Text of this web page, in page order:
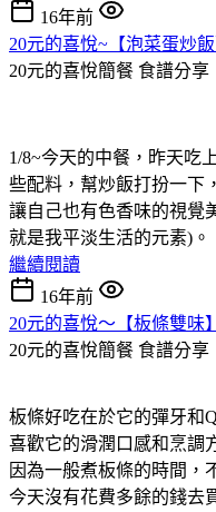
16年前
20元的喜悅~【泡菜蛋炒飯
20元的喜悅簡餐 食譜分享
1/8~今天的中餐，昨天吃
些配料，幫炒飯打扮一下，
讓自己也有色香味的視覺
就是我平淡生活的元素)。
繼續閱讀
16年前
20元的喜悅～【板條雙味】
20元的喜悅簡餐 食譜分享
板條好吃在於它的彈牙和
喜歡它的滑潤口感和烹調
因為一般煮板條的時間，
今天沒有花費多餘的錢去